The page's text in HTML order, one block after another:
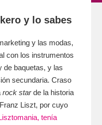
y lo sabes
y las modas,
con los instrumentos
de baquetas, y las
secundaria. Craso
rock starde la historia
Liszt, por cuyo
tenía